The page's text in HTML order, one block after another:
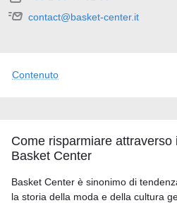
Contenuto
Come risparmiare attraverso
Basket Center
Basket Center è sinonimo di
la storia della moda e della cultura
contact@basket-center.it